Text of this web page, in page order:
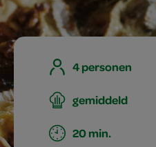
4 personen
gemiddeld
20 min.